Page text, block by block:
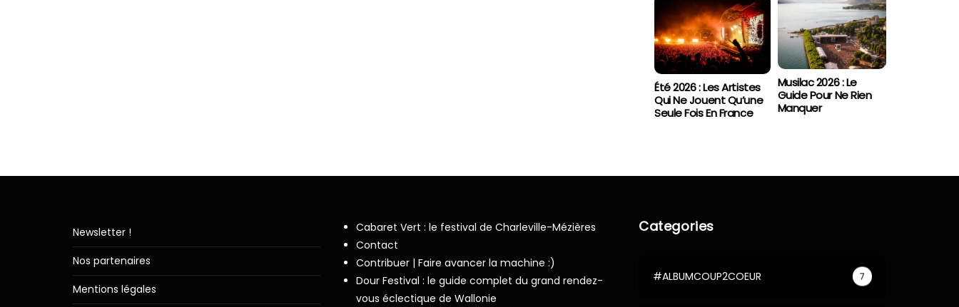
Été 2026 : Les Artistes
Qui Ne Jouent Qu’une
Seule Fois En France
Musilac 2026 : Le
Guide Pour Ne Rien
Manquer
Newsletter !
Nos partenaires
Mentions légales
Cabaret Vert : le festival de Charleville-Mézières
Contact
Contribuer | Faire avancer la machine :)
Dour Festival : le guide complet du grand rendez-
vous éclectique de Wallonie
Categories
#ALBUMCOUP2COEUR 7